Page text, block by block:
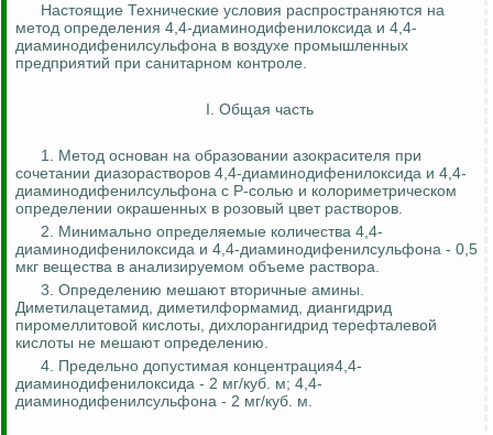
Настоящие Технические условия распространяются на
метод определения 4,4-диаминодифенилоксида и 4,4-
диаминодифенилсульфона в воздухе промышленных
предприятий при санитарном контроле.
I. Общая часть
1. Метод основан на образовании азокрасителя при
сочетании диазорастворов 4,4-диаминодифенилоксида и 4,4-
диаминодифенилсульфона с Р-солью и колориметрическом
определении окрашенных в розовый цвет растворов.
2. Минимально определяемые количества 4,4-
диаминодифенилоксида и 4,4-диаминодифенилсульфона - 0,5
мкг вещества в анализируемом объеме раствора.
3. Определению мешают вторичные амины.
Диметилацетамид, диметилформамид, диангидрид
пиромеллитовой кислоты, дихлорангидрид терефталевой
кислоты не мешают определению.
4. Предельно допустимая концентрация4,4-
диаминодифенилоксида - 2 мг/куб. м; 4,4-
диаминодифенилсульфона - 2 мг/куб. м.